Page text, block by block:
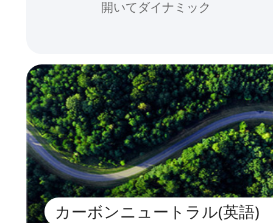
開いてダイナミック
カーボンニュートラル(英語)